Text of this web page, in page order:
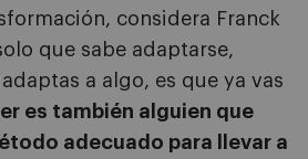
considera Franck
que sabe adaptarse,
a algo, es que ya vas
es también alguien que
adecuado para llevar a